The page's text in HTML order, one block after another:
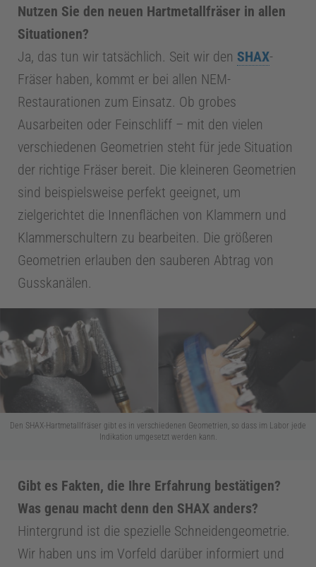
a
g
e
m
e
n
t
S
t
u
d
u
m
Nutzen Sie den neuen Hartmetallfräser in allen
Situationen?
Ja, das tun wir tatsächlich. Seit wir den SHAX-
Fräser haben, kommt er bei allen NEM-
Restaurationen zum Einsatz. Ob grobes
Ausarbeiten oder Feinschliff – mit den vielen
verschiedenen Geometrien steht für jede Situation
der richtige Fräser bereit. Die kleineren Geometrien
sind beispielsweise perfekt geeignet, um
zielgerichtet die Innenflächen von Klammern und
Klammerschultern zu bearbeiten. Die größeren
Geometrien erlauben den sauberen Abtrag von
Gusskanälen.
Den SHAX-Hartmetallfräser gibt es in verschiedenen Geometrien, so dass im Labor jede
Indikation umgesetzt werden kann.
Gibt es Fakten, die Ihre Erfahrung bestätigen?
Was genau macht denn den SHAX anders?
Hintergrund ist die spezielle Schneidengeometrie.
Wir haben uns im Vorfeld darüber informiert und